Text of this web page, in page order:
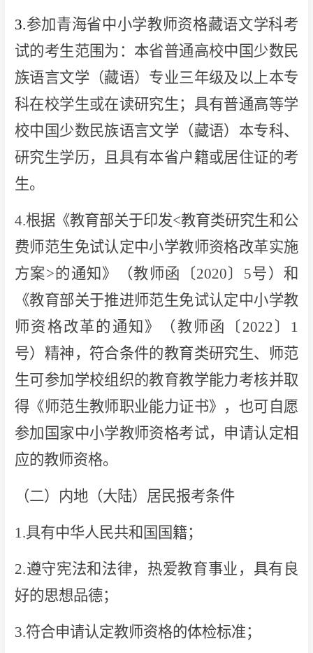
3.参加青海省中小学教师资格藏语文学科考
试的考生范围为：本省普通高校中国少数民
族语言文学（藏语）专业三年级及以上本专
科在校学生或在读研究生；具有普通高等学
校中国少数民族语言文学（藏语）本专科、
研究生学历，且具有本省户籍或居住证的考
生。
4.根据《教育部关于印发<教育类研究生和公
费师范生免试认定中小学教师资格改革实施
方案>的通知》（教师函〔2020〕5号）和
《教育部关于推进师范生免试认定中小学教
师资格改革的通知》（教师函〔2022〕1
号）精神，符合条件的教育类研究生、师范
生可参加学校组织的教育教学能力考核并取
得《师范生教师职业能力证书》，也可自愿
参加国家中小学教师资格考试，申请认定相
应的教师资格。
（二）内地（大陆）居民报考条件
1.具有中华人民共和国国籍；
2.遵守宪法和法律，热爱教育事业，具有良
好的思想品德；
3.符合申请认定教师资格的体检标准；